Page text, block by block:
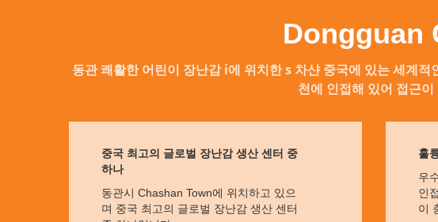
Dongguan
동관 쾌활한 어린이 장난감 i에 위치한 s 차샨중국에 있는 세계적
천에 인접해 있어 접근
중국 최고의 글로벌 장난감 생산 센터 중
하나
동관시 Chashan Town에 위치하고 있으
며 중국 최고의 글로벌 장난감 생산 센터
훌
우
인
이